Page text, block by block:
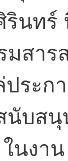
นทร์
สาร
ประ
นับส
นงา